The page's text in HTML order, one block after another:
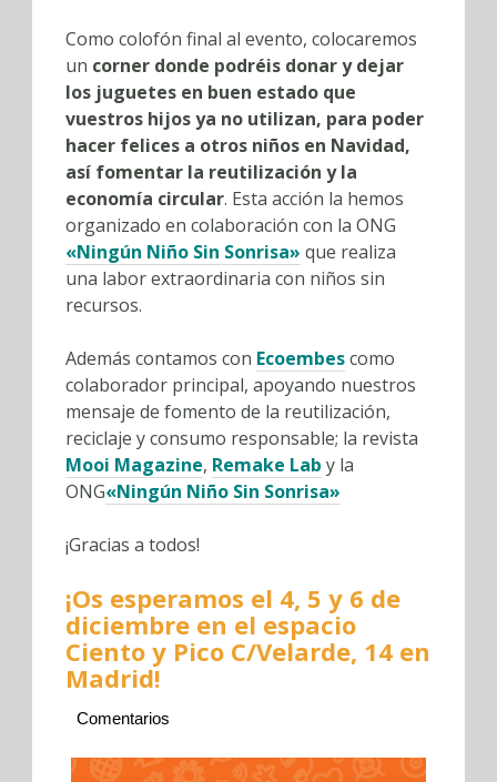
Como colofón final al evento, colocaremos
un corner donde podréis donar y dejar
los juguetes en buen estado que
vuestros hijos ya no utilizan, para poder
hacer felices a otros niños en Navidad,
así fomentar la reutilización y la
economía circular. Esta acción la hemos
organizado en colaboración con la ONG
«Ningún Niño Sin Sonrisa» que realiza
una labor extraordinaria con niños sin
recursos.
Además contamos con Ecoembescomo
colaborador principal, apoyando nuestros
mensaje de fomento de la reutilización,
reciclaje y consumo responsable; la revista
Mooi Magazine, Remake Lab y la
ONG«Ningún Niño Sin Sonrisa»
¡Gracias a todos!
¡Os esperamos el 4, 5 y 6 de
diciembre en el espacio
Ciento y Pico C/Velarde, 14 en
Madrid!
Comentarios